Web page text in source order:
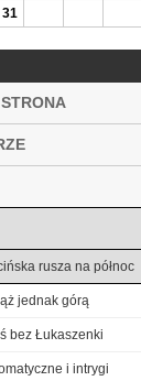
31
rusza na północ
jednak górą
bez Łukaszenki
i intrygi